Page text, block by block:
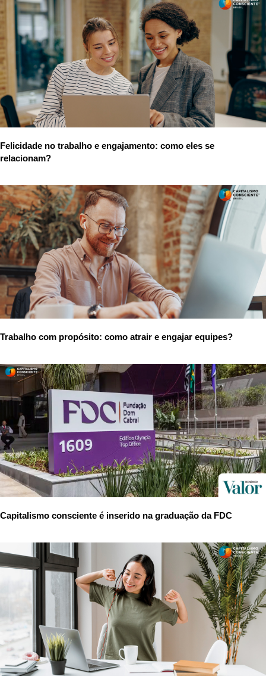
Felicidade no trabalho e engajamento: como eles se
relacionam?
Trabalho com propósito: como atrair e engajar equipes?
Capitalismo consciente é inserido na graduação da FDC